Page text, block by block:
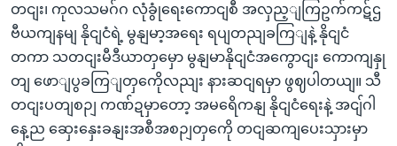
တငျး၊ ကုလသမဂ်ဂ လုံခွုံရေးကောငျစီ အလှည့ျကြဥက်ကဋ်ဌ
ဗီယကျနမျ နိုငျငံရဲ့ မွနျမာ့အရေး ရပျတညျခကြျနဲ့ နိုငျငံ
တကာ သတငျးမီဒီယာတှမှော မွနျမာနိုငျငံအကွောငျး ကောကျနှု
တျ ဖောျပွခကြျတှကေိုလညျး နားဆငျရမှာ ဖွဈပါတယျ။ သီ
တငျးပတျစဉျ ကဏ်ဍမှာတော့ အမရေိကနျ နိုငျငံရေးနဲ့ အငျ်ဂါ
နေ့ည ဆှေးနှေးခနျးအစီအစဉျတှကေို တငျဆကျပေးသှားမှာ